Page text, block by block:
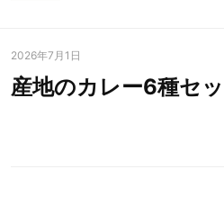
2026年7月1日
産地のカレー6種セ